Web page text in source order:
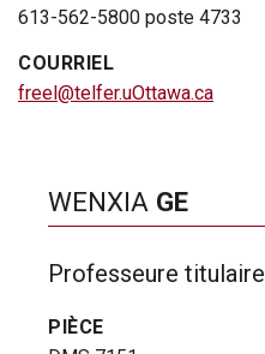
613-562-5800 poste 4733
COURRIEL
freel@telfer.uOttawa.ca
WENXIA GE
Professeure titulaire
PIÈCE